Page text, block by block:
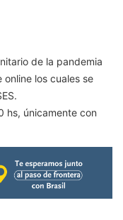
de la pandemia
los cuales se
hs, únicamente con